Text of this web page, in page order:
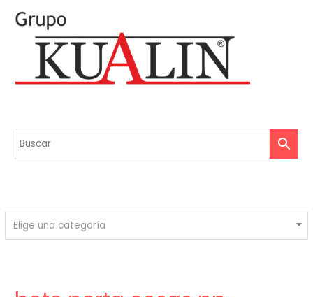
Elige una categoría